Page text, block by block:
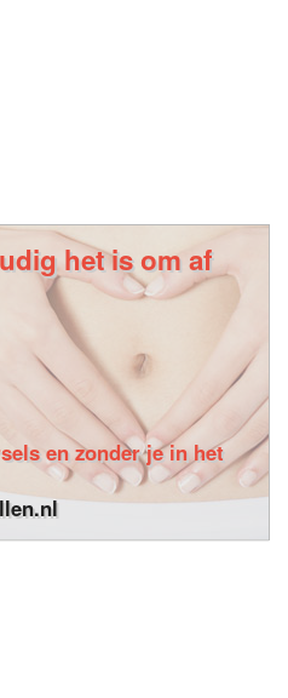
het is om af
en zonder je in het